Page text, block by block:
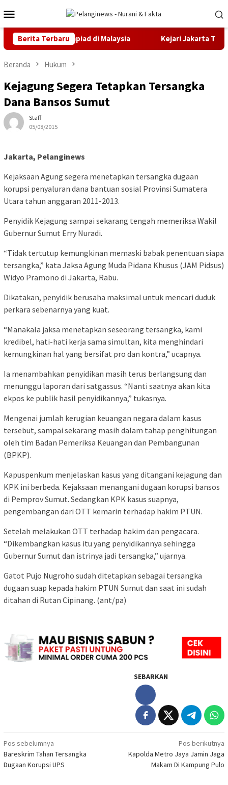
ke
kontenMobile
Berita Terbaru
IMEC Olympiad di Malaysia Kejari Jakarta Timur
Beranda Hukum
Kejagung Segera Tetapkan Tersangka
Dana Bansos Sumut
Staff
05/08/2015
Jakarta, Pelanginews
Kejaksaan Agung segera menetapkan tersangka dugaan
korupsi penyaluran dana bantuan sosial Provinsi Sumatera
Utara tahun anggaran 2011-2013.
Penyidik Kejagung sampai sekarang tengah memeriksa Wakil
Gubernur Sumut Erry Nuradi.
“Tidak tertutup kemungkinan memaski babak penentuan siapa
tersangka,” kata Jaksa Agung Muda Pidana Khusus (JAM Pidsus)
Widyo Pramono di Jakarta, Rabu.
Dikatakan, penyidik berusaha maksimal untuk mencari duduk
perkara sebenarnya yang kuat.
“Manakala jaksa menetapkan seseorang tersangka, kami
kredibel, hati-hati kerja sama simultan, kita menghindari
kemungkinan hal yang bersifat pro dan kontra,” ucapnya.
Ia menambahkan penyidikan masih terus berlangsung dan
menunggu laporan dari satgassus. “Nanti saatnya akan kita
ekpos ke publik hasil penyidikannya,” tukasnya.
Mengenai jumlah kerugian keuangan negara dalam kasus
tersebut, sampai sekarang masih dalam tahap penghitungan
oleh tim Badan Pemeriksa Keuangan dan Pembangunan
(BPKP).
Kapuspenkum menjelaskan kasus yang ditangani kejagung dan
KPK ini berbeda. Kejaksaan menangani dugaan korupsi bansos
di Pemprov Sumut. Sedangkan KPK kasus suapnya,
pengembangan dari OTT kemarin terhadap hakim PTUN.
Setelah melakukan OTT terhadap hakim dan pengacara.
“Dikembangkan kasus itu yang penyidikannya sehingga
Gubernur Sumut dan istrinya jadi tersangka,” ujarnya.
Gatot Pujo Nugroho sudah ditetapkan sebagai tersangka
dugaan suap kepada hakim PTUN Sumut dan saat ini sudah
ditahan di Rutan Cipinang. (ant/pa)
SEBARKAN
Navigasi
pos
Pos sebelumnya
Bareskrim Tahan Tersangka
Dugaan Korupsi UPS
Pos berikutnya
Kapolda Metro Jaya Jamin Jaga
Makam Di Kampung Pulo